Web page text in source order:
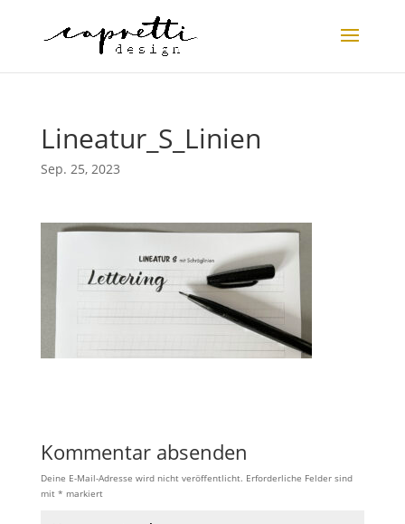
Lineatur_S_Linien
Sep. 25, 2023
Kommentar absenden
Deine E-Mail-Adresse wird nicht veröffentlicht. Erforderliche Felder sind
mit * markiert